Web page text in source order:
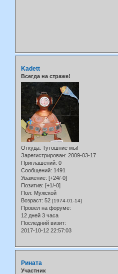
Kadett
Всегда на страже!
Откуда: Тутошние мы!
Зарегистрирован: 2009-03-17
Приглашений: 0
Сообщений: 1491
Уважение: [+24/-0]
Позитив: [+1/-0]
Пол: Мужской
Возраст: 52 [1974-01-14]
Провел на форуме:
12 дней 3 часа
Последний визит:
2017-10-12 22:57:03
Рината
Участник